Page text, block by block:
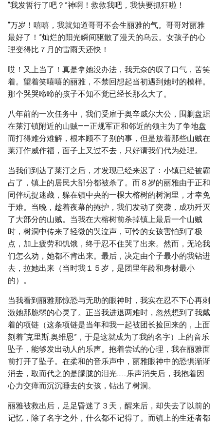
“我发誓行了吧？”神啊！救救我吧，我快要抓狂啦！
“万岁！嘻嘻，我就知道哥哥不会生丽雅的气。哥哥对丽雅
最好了！”灿烂的阳光瞬间驱散了漫天的乌云。女孩子的心
理变得比７月的雷雨天还快！
哎！又上当了！真是拿她没办法，我无奈的叹了口气，苦笑
着。望着笑嘻嘻的丽雅，不禁回想起当初遇到她时的模样。
那个哭哭啼啼的孩子不知不觉已经长那么大了。
八年前的一次任务中，我们受雇于奥辛威尔大公，围剿盘踞
在莱汀镇附近的山贼——正规军正和邻近的领主为了争地盘
而打得难分难解，根本顾不了别的事，但是放着那些山贼在
莱汀作威作福，面子上又过不去，只好请我们代为处理。
当我们到达了莱汀之后，才发现已经来迟了：小镇已经被霸
占了，镇上的居民大部分都被杀了。而８岁的丽雅由于正和
同伴玩捉迷藏，躲在镇中央的一棵大榕树的树洞里，才幸免
于难。当晚，趁着夜幕的掩护，我们发动了突袭，成功歼灭
了大部分的山贼。当我在大榕树前杀掉镇上最后一个山贼
时，树洞中传来了轻微的哭泣声，可怜的女孩害怕到了极
点，加上疲劳和饥饿，终于忍不住哭了出来。然而，无论我
们怎么劝，她都不肯出来。最后，决定由个子最小的我钻进
去，拉她出来（当时我１５岁，是团里年龄和身材最小
的）。
当我看到丽雅那惊恐与无助的眼神时，我实在忍不下心再刺
激她那脆弱的心灵了。正当我进退两难时，忽然想到了我戴
着的项链（这条项链是当年和我一起被团长捡回来的，上面
刻着“克里斯.奥维恩”，于是这就成为了我的名字）上的音乐
坠子，能够发出动人的乐声。抱着尝试的心理，我在丽雅面
前打开了坠子。在柔和的音乐声中，丽雅眼神中的恐惧渐渐
消去，取而代之的是朦胧的泪光……乐声消失后，我抱着因
心力交瘁而沉沉睡去的女孩，钻出了树洞。
丽雅被救出后，足足昏迷了３天，醒来后，却失去了以前的
记忆，除了名字之外，什么都不记得了。而镇上的生还者都